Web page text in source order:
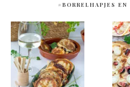
#BORRELHAPJES EN